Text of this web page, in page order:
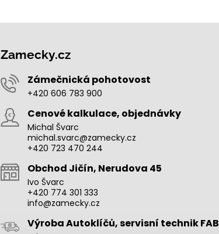
Zamecky.cz
Zámečnická pohotovost
+420 606 783 900
Cenové kalkulace, objednávky
Michal Švarc
michal.svarc@zamecky.cz
+420 723 470 244
Obchod Jičín, Nerudova 45
Ivo Švarc
+420 774 301 333
info@zamecky.cz
Výroba Autoklíčů, servisní technik FAB